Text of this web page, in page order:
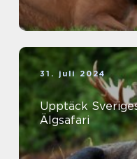
31. juli 2024
Upptäck
Älgsafari